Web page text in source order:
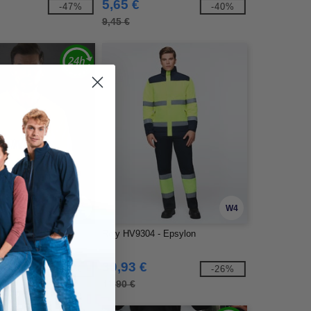
-47% 5,65 €
9,45 €
-40%
W1
- Brazalete de
-41%
W4
Roly HV9304 - Epsylon
30,93 €
41,90 €
-26%